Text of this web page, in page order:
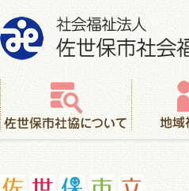
社会福祉法人 佐世保市社会福祉協議会
佐世保市社協について
地域福祉活動